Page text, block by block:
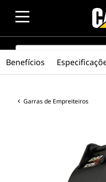
SEARCH
Garras de Empreiteiros
Benefícios